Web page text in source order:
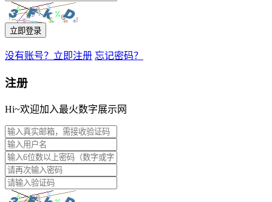
立即登录
没有账号？立即注册 忘记密码？
注册
Hi~欢迎加入最火数字展示网